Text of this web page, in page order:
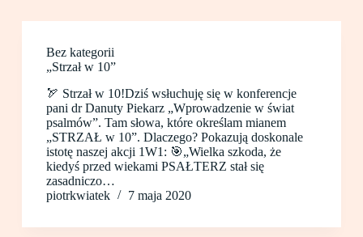
Bez kategorii
„Strzał w 10”
🏹 Strzał w 10!Dziś wsłuchuję się w konferencje
pani dr Danuty Piekarz „Wprowadzenie w świat
psalmów”. Tam słowa, które określam mianem
„STRZAŁ w 10”. Dlaczego? Pokazują doskonale
istotę naszej akcji 1W1: 🎯„Wielka szkoda, że
kiedyś przed wiekami PSAŁTERZ stał się
zasadniczo…
piotrkwiatek
7 maja 2020